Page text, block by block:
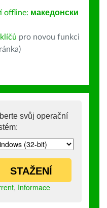
offline: македонски
pro novou funkci
svůj operační
STAŽENÍ
, Informace